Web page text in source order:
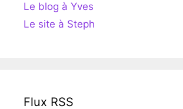
Le blog à Yves
Le site à Steph
Flux RSS